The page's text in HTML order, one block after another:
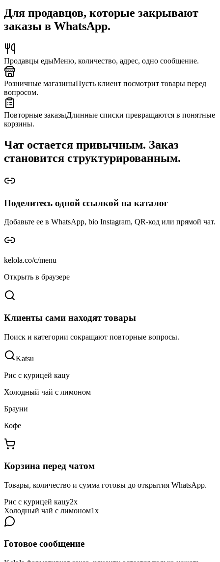
Для продавцов, которые закрывают
заказы в WhatsApp.
Продавцы едыМеню, количество, адрес, одно сообщение.
Розничные магазиныПусть клиент посмотрит товары перед
вопросом.
Повторные заказыДлинные списки превращаются в понятные
корзины.
Чат остается привычным. Заказ
становится структурированным.
Поделитесь одной ссылкой на каталог
Добавьте ее в WhatsApp, bio Instagram, QR-код или прямой чат.
kelola.co/c/menu
Открыть в браузере
Клиенты сами находят товары
Поиск и категории сокращают повторные вопросы.
Katsu
Рис с курицей кацу
Холодный чай с лимоном
Брауни
Кофе
Корзина перед чатом
Товары, количество и сумма готовы до открытия WhatsApp.
Рис с курицей кацу2x
Холодный чай с лимоном1x
Готовое сообщение